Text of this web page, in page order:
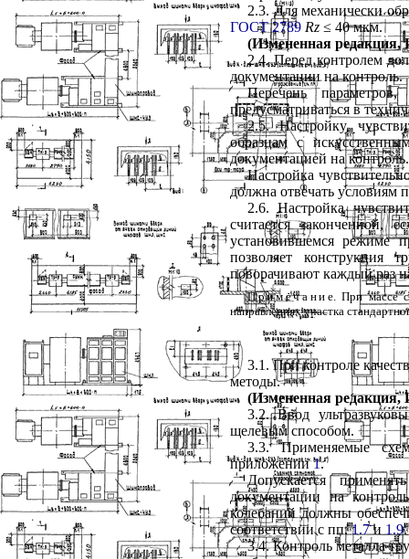
2.3. Для механически
ГОСТ 2789 Rz ≤ 40 мкм.
(Измененная
2.4. Перед контролем
документации на контроль.
Перечень
предусматриваться в
2.5. Настройку
образцам с
документацией на контроль.
Настройка
должна отвечать условиям
2.6. Настройка
считается законченной,
установившемся режиме
позволяет конструкция
поворачивают каждый раз
Примечани е. При массе
направлениях участка
3.1. При контроле
методы.
(Измененная
3.2. Ввод
щелевым способом.
3.3. Применяемые
приложении1.
Допускается
документации на
колебаний должны
соответствии с пп.1.7и 1.9.
3.4. Контроль металла